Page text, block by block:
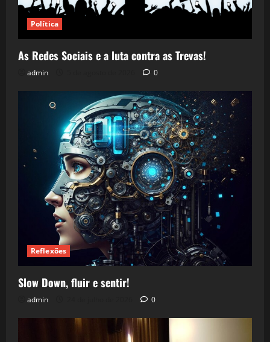
Política
As Redes Sociais e a luta contra as Trevas!
admin 0
Reflexões
Slow Down, fluir e sentir!
admin 0